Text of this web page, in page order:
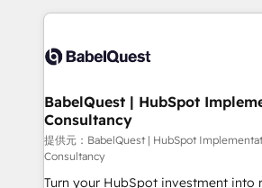
scalable retainers. Let’s make HubSpot your most
powerful growth engine. Built to
training • CRM migration from
custom API integrations • AI
Boutique 'Elite' team of 12 • 150+
Hub, Marketing Hub, Service Hub,
CMS • ISO/IEC 27001:2022, ISO
42001:2023 certified - the AI
GuardHub: our AI governance
BabelQuest | HubSpot
Consultancy
提供元：BabelQuest | HubSpot
Consultancy
Turn your HubSpot investment into